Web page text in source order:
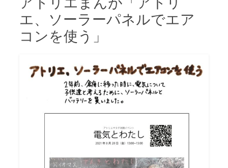
エ、ソーラーパネルでエア
コンを使う」